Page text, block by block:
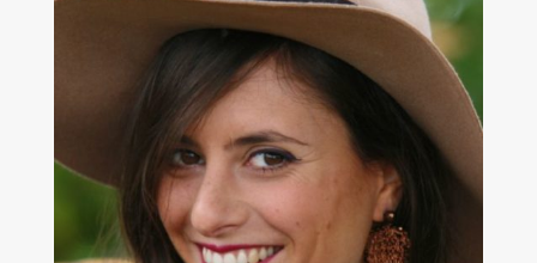
poco, posso dedicarmi a ciò che
amo di più: i bambini e la natura.
Sfruttando infatti l’esperienza
passata di capo Scout, attualmente
sono coordinatrice e
oraganizzatrice delle attività per
bambini qui a Costa del Grillo.